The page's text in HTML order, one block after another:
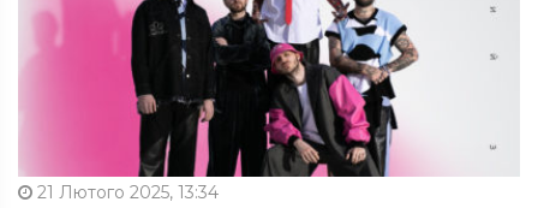
21 Лютого 2025, 13:34